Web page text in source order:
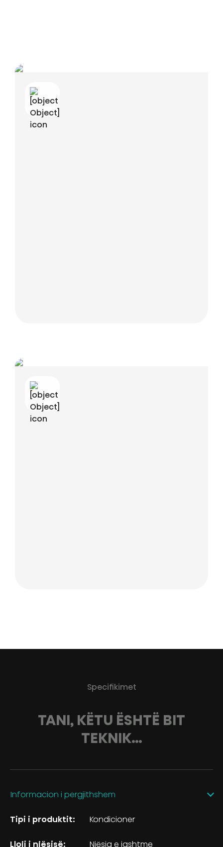
Specifikimet
TANI, KËTU ËSHTË BIT
TEKNIK…
Informacion i pergjithshem
Tipi i produktit: Kondicioner
Lloji i njësisë: Njësia e jashtme